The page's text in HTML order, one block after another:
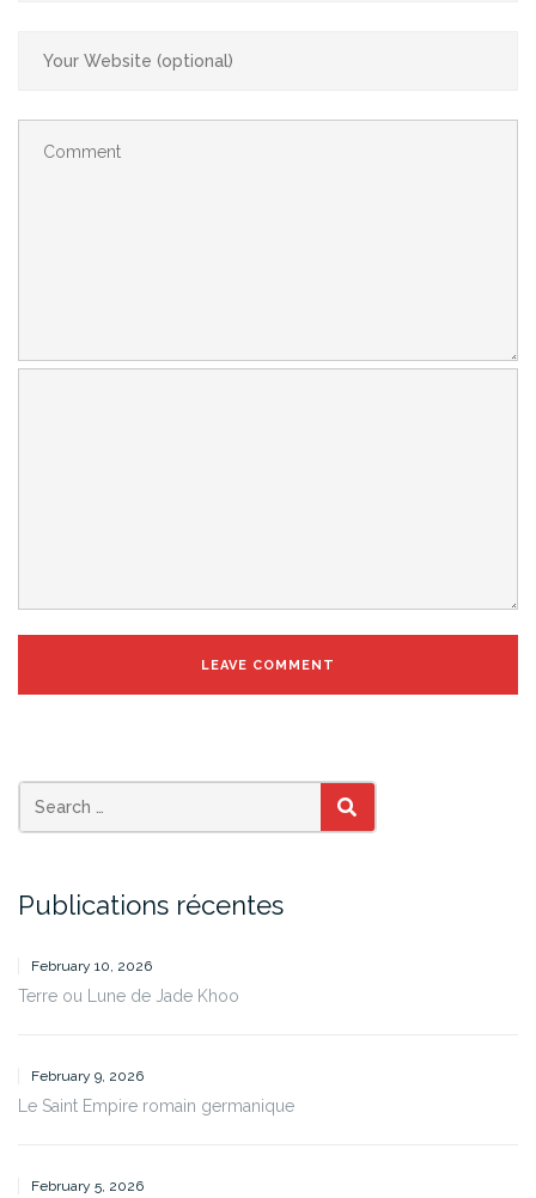
SEARCH
Publications récentes
February 10, 2026
Terre ou Lune de Jade Khoo
February 9, 2026
Le Saint Empire romain germanique
February 5, 2026